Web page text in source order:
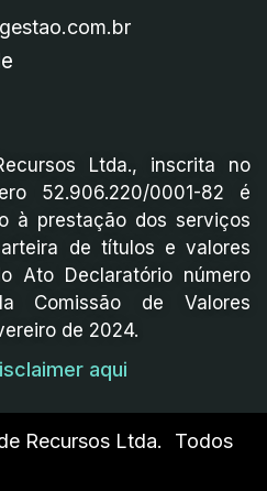
Ltda., inscrita no
52.906.220/0001-82 é
à prestação dos serviços
de títulos e valores
Ato Declaratório número
Comissão de Valores
de 2024.
aqui
Recursos Ltda. Todos